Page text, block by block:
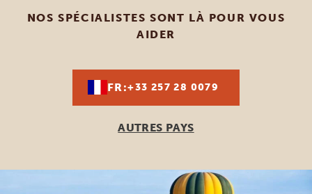
NOS SPÉCIALISTES SONT LÀ POUR VOUS
AIDER
FR:+33 257 28 0079
AUTRES PAYS